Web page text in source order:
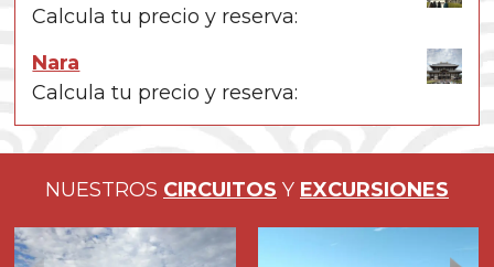
Calcula tu precio y reserva:
Nara
Calcula tu precio y reserva:
NUESTROS CIRCUITOS Y EXCURSIONES